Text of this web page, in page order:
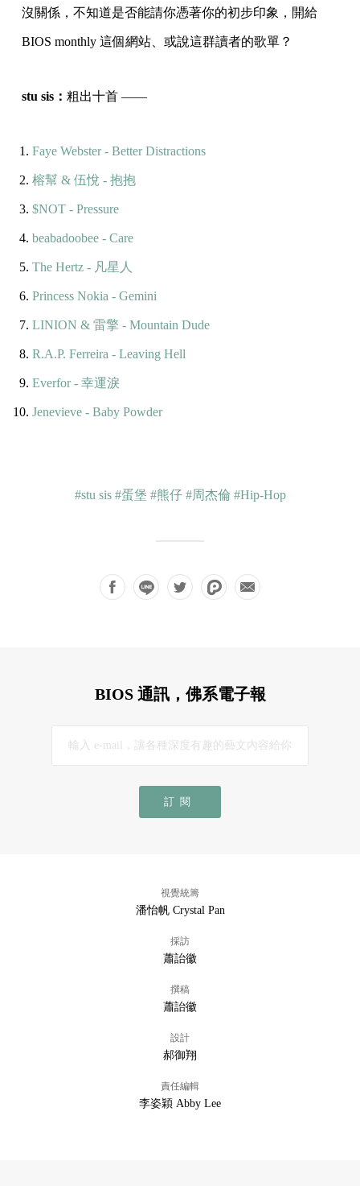
沒關係，不知道是否能請你憑著你的初步印象，開給
BIOS monthly 這個網站、或說這群讀者的歌單？
stu sis： 粗出十首 ——
Faye Webster - Better Distractions
榕幫 & 伍悅 - 抱抱
$NOT - Pressure
beabadoobee - Care
The Hertz - 凡星人
Princess Nokia - Gemini
LINION & 雷擎 - Mountain Dude
R.A.P. Ferreira - Leaving Hell
Everfor - 幸運淚
Jenevieve - Baby Powder
#stu sis #蛋堡 #熊仔 #周杰倫 #Hip-Hop
BIOS 通訊，佛系電子報
訂閱
視覺統籌
潘怡帆 Crystal Pan
採訪
蕭詒徽
撰稿
蕭詒徽
設計
郝御翔
責任編輯
李姿穎 Abby Lee